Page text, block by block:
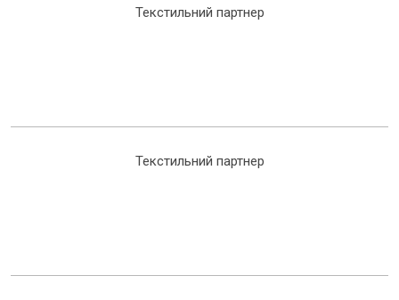
Текстильний партнер
Текстильний партнер